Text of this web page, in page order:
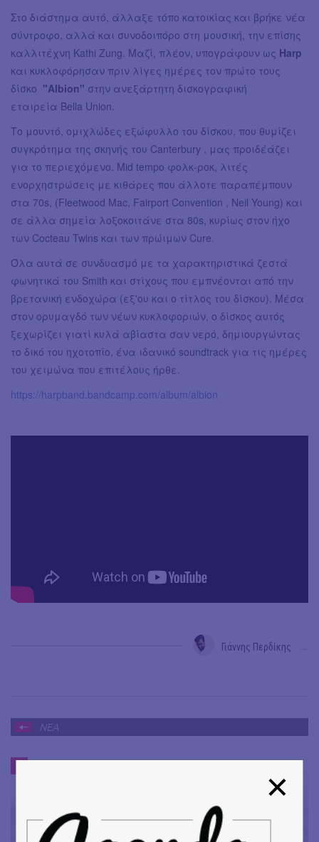
Στο διάστημα αυτό, άλλαξε τόπο κατοικίας και βρήκε νέα
σύντροφο, αλλά και συνοδοιπόρο στη μουσική, την επίσης
καλλιτέχνη Kathi Zung. Μαζί, πλέον, υπογράφουν ως Harp
και κυκλοφόρησαν πριν λίγες ημέρες τον πρώτο τους
δίσκο "Albion" στην ανεξάρτητη δισκογραφική
εταιρεία Bella Union.
Το μουντό, ομιχλώδες εξώφυλλο του δίσκου, που θυμίζει
συγκρότημα της σκηνής του Canterbury , μας προιδέάζει
για το περιεχόμενο. Mid tempo φολκ-ροκ, λιτές
ενορχηστρώσεις με κιθάρες που άλλοτε παραπέμπουν
στα 70s, (Fleetwood Mac, Fairport Convention , Neil Young) και
σε άλλα σημεία λοξοκοιτάνε στα 80s, κυρίως στον ήχο
των Cocteau Twins και των πρώιμων Cure.
Όλα αυτά σε συνδυασμό με τα χαρακτηριστικά ζεστά
φωνητικά του Smith και στίχους που εμπνέονται από την
βρετανική ενδοχώρα (εξ'ου και ο τίτλος του δίσκου). Μέσα
στον ορυμαγδό των νέων κυκλοφοριών, o δίσκος αυτός
ξεχωρίζει γιατί κυλά αβίαστα σαν νερό, δημιουργώντας
το δικό του ηχοτοπίο, ένα ιδανικό soundtrack για τις ημέρες
του χειμώνα που επιτέλους ήρθε.
https://harpband.bandcamp.com/album/albion
Γιάννης Περδίκης
ΝΕΑ